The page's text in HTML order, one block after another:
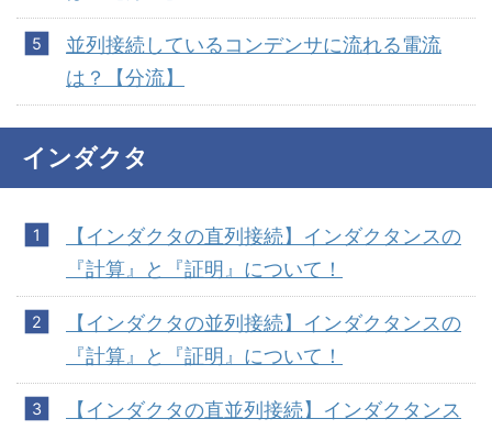
並列接続しているコンデンサに流れる電流
は？【分流】
インダクタ
【インダクタの直列接続】インダクタンスの
『計算』と『証明』について！
【インダクタの並列接続】インダクタンスの
『計算』と『証明』について！
【インダクタの直並列接続】インダクタンス